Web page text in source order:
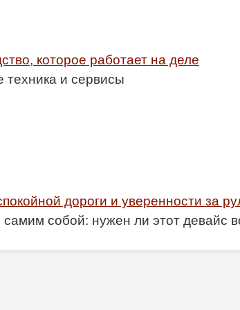
которое работает на деле
и сервисы
дороги и уверенности за
самим собой: нужен ли этот девайс